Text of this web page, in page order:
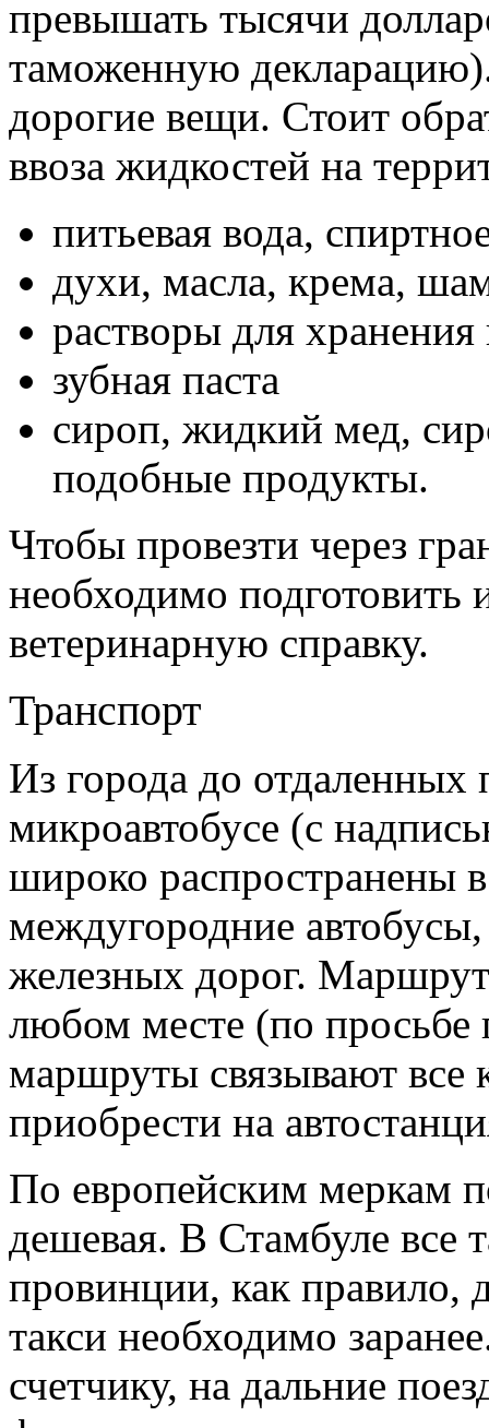
превышать тысячи
таможенную
дорогие вещи. Стоит
ввоза жидкостей на
питьевая вода,
духи, масла, крема,
растворы для
зубная паста
сироп, жидкий мед,
подобные продукты.
Чтобы провезти через
необходимо подготовить
ветеринарную справку.
Транспорт
Из города до отдаленных
микроавтобусе (с
широко распространены
междугородние
железных дорог.
любом месте (по просьбе
маршруты связывают
приобрести на
По европейским меркам
дешевая. В Стамбуле все
провинции, как правило,
такси необходимо
счетчику, на дальние